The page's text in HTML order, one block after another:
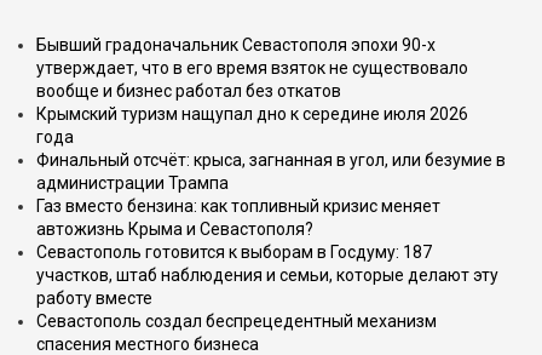
Бывший градоначальник Севастополя эпохи 90-х
утверждает, что в его время взяток не существовало
вообще и бизнес работал без откатов
Крымский туризм нащупал дно к середине июля 2026
года
Финальный отсчёт: крыса, загнанная в угол, или безумие в
администрации Трампа
Газ вместо бензина: как топливный кризис меняет
автожизнь Крыма и Севастополя?
Севастополь готовится к выборам в Госдуму: 187
участков, штаб наблюдения и семьи, которые делают эту
работу вместе
Севастополь создал беспрецедентный механизм
спасения местного бизнеса